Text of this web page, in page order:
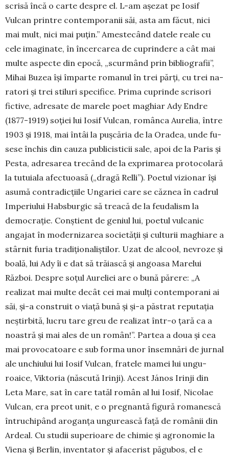
scrisă încă o carte despre el. L-am aşezat pe Iosif
Vulcan printre con­temporanii săi, asta am făcut, nici
mai mult, nici mai puţin.” Ames­tecând datele reale cu
cele ima­ginate, în încer­carea de cuprin­dere a cât mai
multe aspecte din epocă, „scurmând prin bi­blio­grafii”,
Mihai Bu­zea îşi împarte romanul în trei părţi, cu trei na­
ratori şi trei sti­luri specifice. Prima cuprinde scri­sori
fictive, adresate de marele poet maghiar Ady Endre
(1877-1919) soţiei lui Iosif Vulcan, românca Au­relia, între
1903 şi 1918, mai întâi la puş­căria de la Oradea, unde fu­
sese închis din cauza publicis­ticii sale, apoi de la Paris şi
Pesta, adresarea trecând de la exprimarea protocolară
la tutuiala afectuoasă („dra­gă Relli”). Poetul vi­zionar îşi
asumă contra­dicţiile Ungariei care se căznea în cadrul
Imperiului Habsburgic să treacă de la feudalism la
democraţie. Conştient de ge­niul lui, po­e­tul vulcanic
angajat în modernizarea so­cietăţii şi culturii maghiare a
stârnit furia tra­diţionaliştilor. Uzat de alcool, nevroze şi
boa­lă, lui Ady îi e dat să trăiască şi angoasa Ma­relui
Război. Despre soţul Aureliei are o bună părere: „A
realizat mai multe decât cei mai mulţi contem­porani ai
săi, şi-a construit o viaţă bună şi şi-a păstrat reputaţia
ne­ştirbită, lucru tare greu de realizat într-o ţară ca a
noastră şi mai ales de un român!”. Partea a doua şi cea
mai provoca­toa­re e sub forma unor însemnări de jurnal
ale unchiului lui Iosif Vul­can, fratele mamei lui ungu­
roaice, Viktoria (născută Irin­ji). Acest János Irinji din
Leta Mare, sat în care tatăl român al lui Iosif, Ni­colae
Vulcan, era preot unit, e o preg­­nan­tă figură roma­nescă
întru­chi­pând aroganţa un­gurească faţă de românii din
Ar­deal. Cu studii superioare de chi­mie şi agro­nomie la
Viena şi Berlin, inventator şi afacerist păgubos, el e